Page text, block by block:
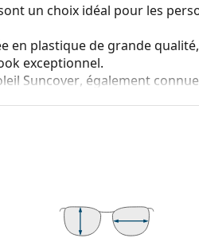
un choix idéal pour les
en plastique de grande
exceptionnel.
Suncover, également
la différence avec d'autres
derrière elles. Vous
lumière du soleil sans
en passant la journée à la